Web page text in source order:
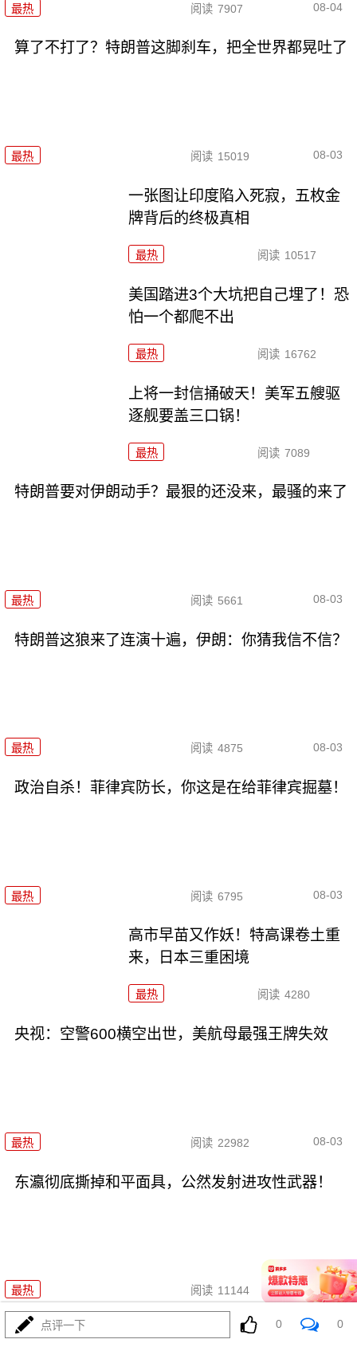
最热 阅读 7907 08-04
算了不打了？特朗普这脚刹车，把全世界都晃吐了
最热 阅读 15019 08-03
一张图让印度陷入死寂，五枚金
牌背后的终极真相
最热 阅读 10517
美国踏进3个大坑把自己埋了！恐
怕一个都爬不出
最热 阅读 16762
上将一封信捅破天！美军五艘驱
逐舰要盖三口锅！
最热 阅读 7089
特朗普要对伊朗动手？最狠的还没来，最骚的来了
最热 阅读 5661 08-03
特朗普这狼来了连演十遍，伊朗：你猜我信不信？
最热 阅读 4875 08-03
政治自杀！菲律宾防长，你这是在给菲律宾掘墓！
最热 阅读 6795 08-03
高市早苗又作妖！特高课卷土重
来，日本三重困境
最热 阅读 4280
央视：空警600横空出世，美航母最强王牌失效
最热 阅读 22982 08-03
东瀛彻底撕掉和平面具，公然发射进攻性武器！
最热 阅读 11144 08-03
美利坚资源收割局：特朗普为何对乌稀土\"摊牌\"
点评一下 0 0